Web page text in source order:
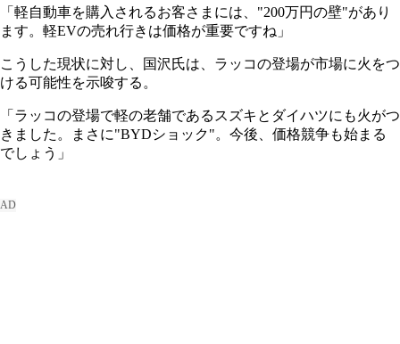
「軽自動車を購入されるお客さまには、"200万円の壁"があり
ます。軽EVの売れ行きは価格が重要ですね」
こうした現状に対し、国沢氏は、ラッコの登場が市場に火をつ
ける可能性を示唆する。
「ラッコの登場で軽の老舗であるスズキとダイハツにも火がつ
きました。まさに"BYDショック"。今後、価格競争も始まる
でしょう」